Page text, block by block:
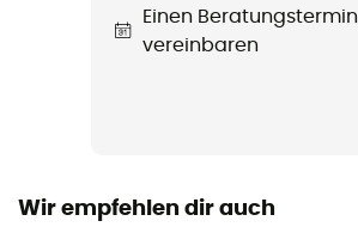
Einen Beratungstermin
vereinbaren
Wir empfehlen dir auch